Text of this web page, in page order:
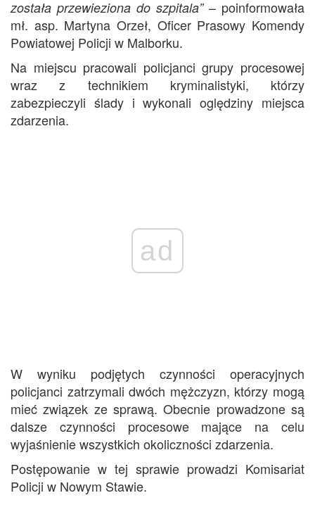
została przewieziona do szpitala”– poinformowała
mł. asp. Martyna Orzeł, Oficer Prasowy Komendy
Powiatowej Policji w Malborku.
Na miejscu pracowali policjanci grupy procesowej
wraz z technikiem kryminalistyki, którzy
zabezpieczyli ślady i wykonali oględziny miejsca
zdarzenia.
ad
W wyniku podjętych czynności operacyjnych
policjanci zatrzymali dwóch mężczyzn, którzy mogą
mieć związek ze sprawą. Obecnie prowadzone są
dalsze czynności procesowe mające na celu
wyjaśnienie wszystkich okoliczności zdarzenia.
Postępowanie w tej sprawie prowadzi Komisariat
Policji w Nowym Stawie.